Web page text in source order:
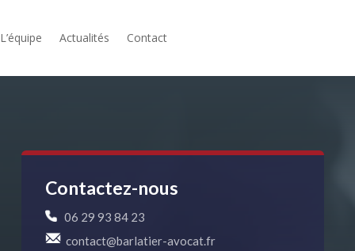
L’équipe Actualités Contact
Contactez-nous
06 29 93 84 23
contact@barlatier-avocat.fr